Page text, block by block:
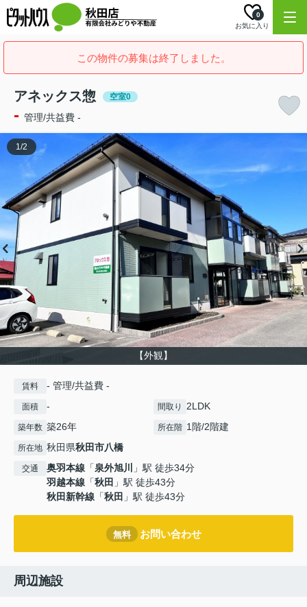
お気に入り
0
この物件の募集は終了しました。
アネックス惣 空室0
- 管理/共益費 -
【外観】
1/2
賃料 - 管理/共益費 -
面積 - 間取り 2LDK
築年数 築26年 所在階 1階/2階建
所在地 秋田県秋田市八橋
交通 奥羽本線 「泉外旭川
」駅 徒歩34分
羽越本線 「秋田 」駅 徒歩43分
秋田新幹線 「秋田 」駅 徒歩43分
無料 お問い合わせ
周辺施設